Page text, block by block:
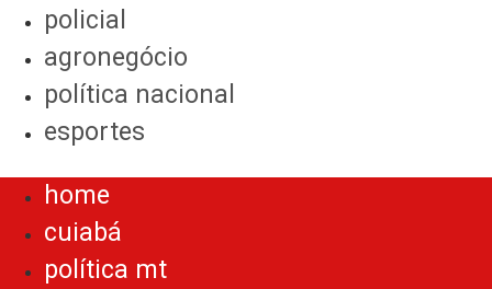
policial
agronegócio
política nacional
esportes
home
cuiabá
política mt